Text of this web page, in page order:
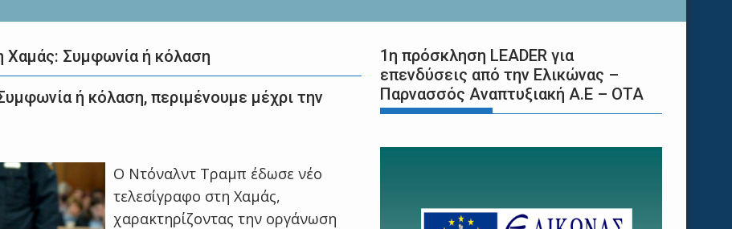
Χαμάς: Συμφωνία ή κόλαση
ή κόλαση, περιμένουμε μέχρι την
Ο Ντόναλντ Τραμπ έδωσε νέο
τελεσίγραφο στη Χαμάς,
χαρακτηρίζοντας την οργάνωση
1η πρόσκληση LEADER για
επενδύσεις από την Ελικώνας –
Παρνασσός Αναπτυξιακή Α.Ε – ΟΤΑ